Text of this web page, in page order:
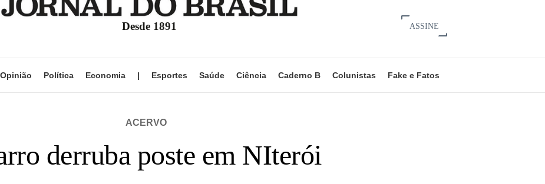
Desde 1891 ASSINE
Opinião Política Economia | Esportes Saúde Ciência Caderno B Colunistas Fake e Fatos
ACERVO
derruba poste em NIterói